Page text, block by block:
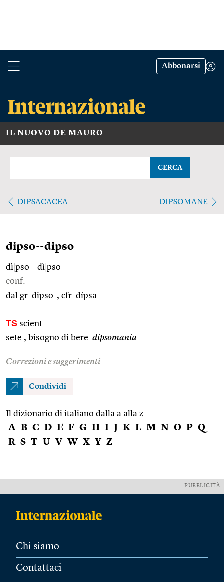
Abbonarsi
IL NUOVO DE MAURO
CERCA
DIPSACACEA DIPSOMANE
dipso--dipso
dì pso––dì pso
conf.
dal gr. dipso-, cfr. dípsa.
TS scient.
sete , bisogno di bere: dipsomania
Correzioni e suggerimenti
Condividi
Il dizionario di italiano dalla a alla z
A B C D E F G H I J K L M N O P Q
R S T U V W X Y Z
PUBBLICITÀ
Chi siamo
Contattaci